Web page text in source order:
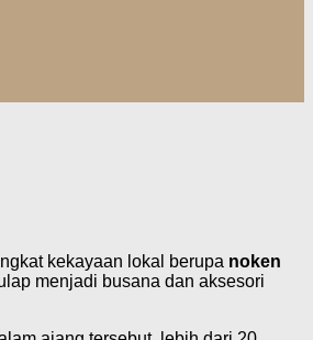
kekayaan lokal berupa noken
menjadi busana dan aksesori